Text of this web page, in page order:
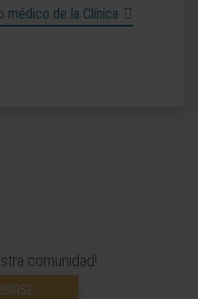
médico de la Clínica
comunidad!